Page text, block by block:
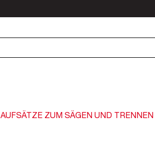
AUFSÄTZE ZUM SÄGEN UND TRENNEN